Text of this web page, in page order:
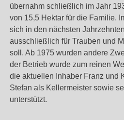
übernahm schließlich im Jahr
von 15,5 Hektar für die Familie.
sich in den nächsten
ausschließlich für Trauben und
soll. Ab 1975 wurden andere
der Betrieb wurde zum reinen
die aktuellen Inhaber Franz und
Stefan als Kellermeister sowie
unterstützt.